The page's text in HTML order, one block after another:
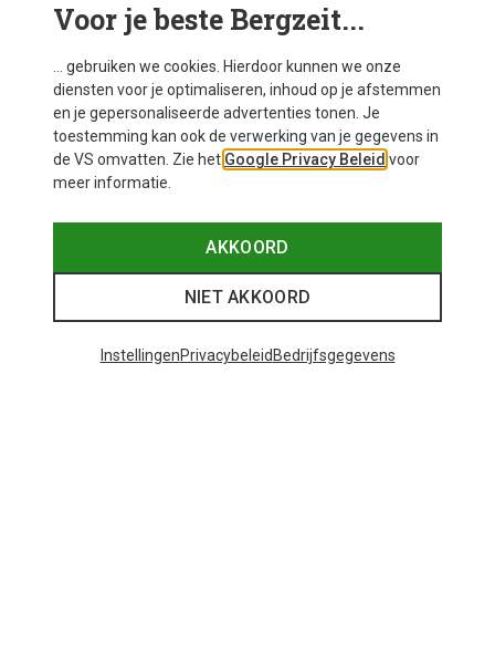
Je bespaart 44% Je bespaart 14%
Voor je beste Bergzeit...
... gebruiken we cookies. Hierdoor kunnen we onze
diensten voor je optimaliseren, inhoud op je afstemmen
en je gepersonaliseerde advertenties tonen. Je
toestemming kan ook de verwerking van je gegevens in
de VS omvatten. Zie het Google Privacy Beleid voor
meer informatie.
AKKOORD
NIET AKKOORD
InstellingenPrivacybeleid Bedrijfsgegevens